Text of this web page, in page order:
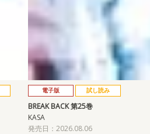
電子版 試し読み
BREAK BACK 第25巻
KASA
発売日：2026.08.06